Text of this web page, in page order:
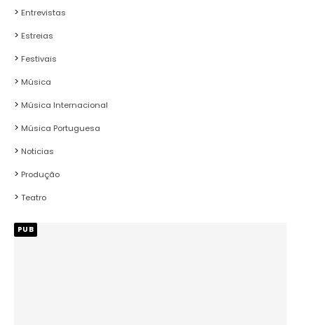
Entrevistas
Estreias
Festivais
Música
Música Internacional
Música Portuguesa
Noticias
Produção
Teatro
PUB